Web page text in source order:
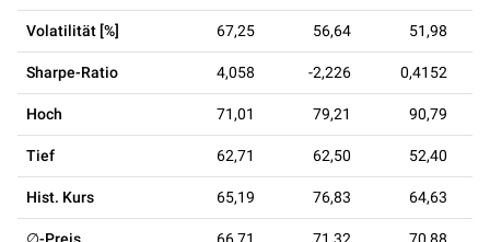
Volatilität [%] 67,25 56,64 51,98
Sharpe-Ratio 4,058 -2,226 0,4152
Hoch 71,01 79,21 90,79
Tief 62,71 62,50 52,40
Hist. Kurs 65,19 76,83 64,63